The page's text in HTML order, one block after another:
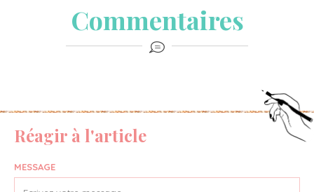
Commentaires
Réagir à l'article
MESSAGE